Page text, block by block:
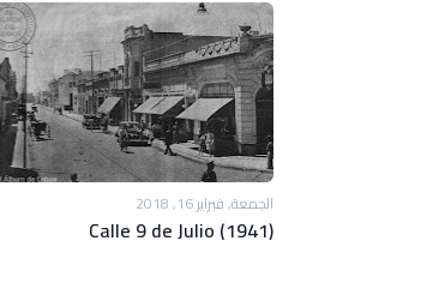
الجمعة, فبراير 16, 2018
Calle 9 de Julio (1941)